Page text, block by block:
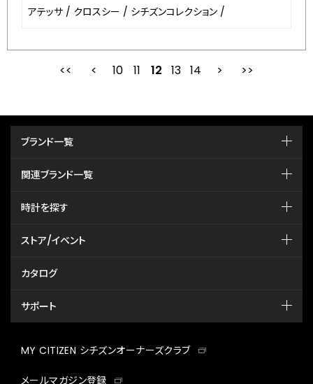
アテッサ / クロスシー / シチズンコレクション /
最初 前
10 11 12 13 14
ブランド一覧
関連ブランド一覧
時計を探す
ストア/イベント
カタログ
サポート
MY CITIZEN シチズンオーナーズクラブ
メールマガジン登録